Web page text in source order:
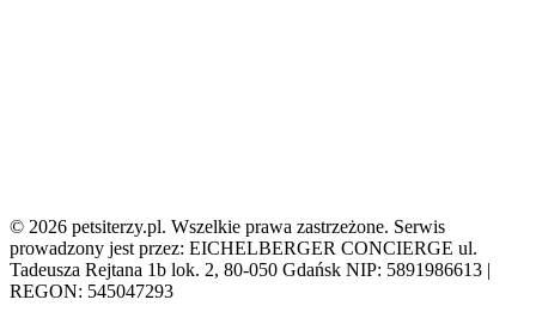
© 2026 petsiterzy.pl. Wszelkie prawa zastrzeżone. Serwis
prowadzony jest przez: EICHELBERGER CONCIERGE ul.
Tadeusza Rejtana 1b lok. 2, 80-050 Gdańsk NIP: 5891986613 |
REGON: 545047293